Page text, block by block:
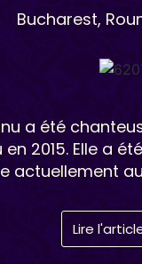
Bucharest,
a été
en 2015. Elle a
actuellement
Lire